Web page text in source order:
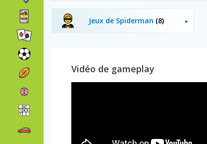
Jeux de Spiderman (8)
Vidéo de gameplay